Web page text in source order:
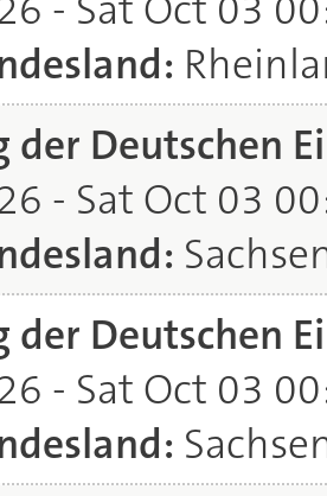
der Deutschen
- Sat Oct 03
der Deutschen
- Sat Oct 03